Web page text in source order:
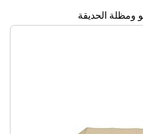
ومظلة الحديقة